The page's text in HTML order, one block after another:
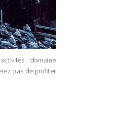
: domaine
pas de profiter